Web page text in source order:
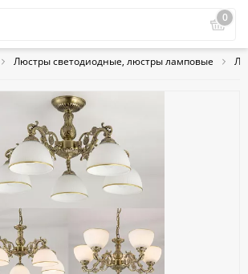
0
Люстры светодиодные, люстры ламповые